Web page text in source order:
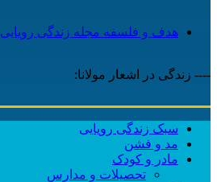
هدف و فلسفه مجله زندگی رویایی
---- زندگی در اشعار مولانا:
سبک زندگی رویایی
مد و فشن
مادر و کودک
تحصیلات و مدارس